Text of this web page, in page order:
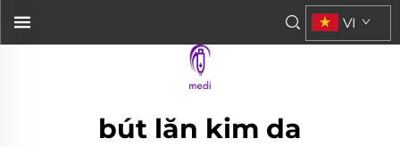
VI
bút lăn kim da